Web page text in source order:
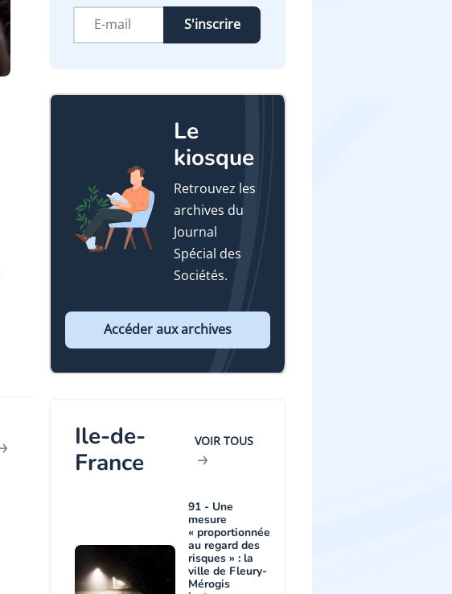
S'inscrire
Le
kiosque
Retrouvez les
archives du
Journal
Spécial des
Sociétés.
Accéder aux archives
Ile-de-
France
VOIR TOUS
91 - Une
mesure
« proportionnée
au regard des
risques » : la
ville de Fleury-
Mérogis